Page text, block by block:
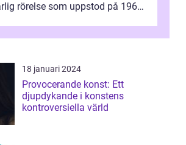
rörelse som uppstod på 1960-
18 januari 2024
Provocerande konst: Ett
djupdykande i konstens
kontroversiella värld